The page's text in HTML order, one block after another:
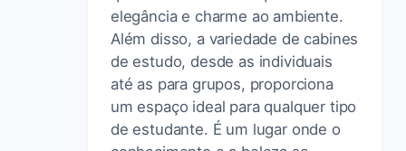
elegância e charme ao ambiente.
Além disso, a variedade de cabines
de estudo, desde as individuais
até as para grupos, proporciona
um espaço ideal para qualquer tipo
de estudante. É um lugar onde o